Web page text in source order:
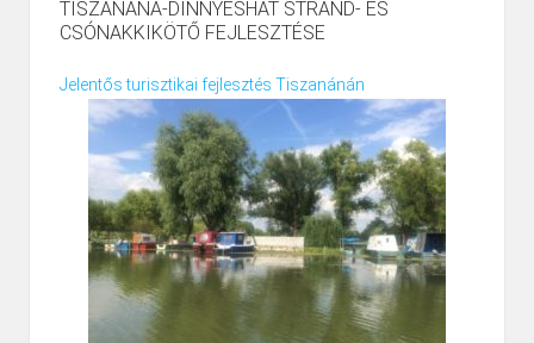
TISZANÁNA-DINNYÉSHÁT STRAND- ÉS
CSÓNAKKIKÖTŐ FEJLESZTÉSE
Jelentős turisztikai fejlesztés Tiszanánán